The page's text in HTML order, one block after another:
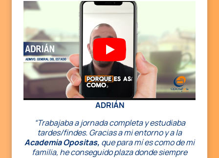
ADRIÁN
“Trabajaba a jornada completa y estudiaba
tardes/findes. Gracias a mi entorno y a la
Academia Opositas, que para mí es como de mi
familia, he conseguido plaza donde siempre